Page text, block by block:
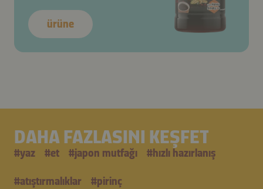
ürüne
DAHA FAZLASINI KEŞFET
#yaz #et #japon mutfağı #hızlı hazırlanış
#atıştırmalıklar #pirinç